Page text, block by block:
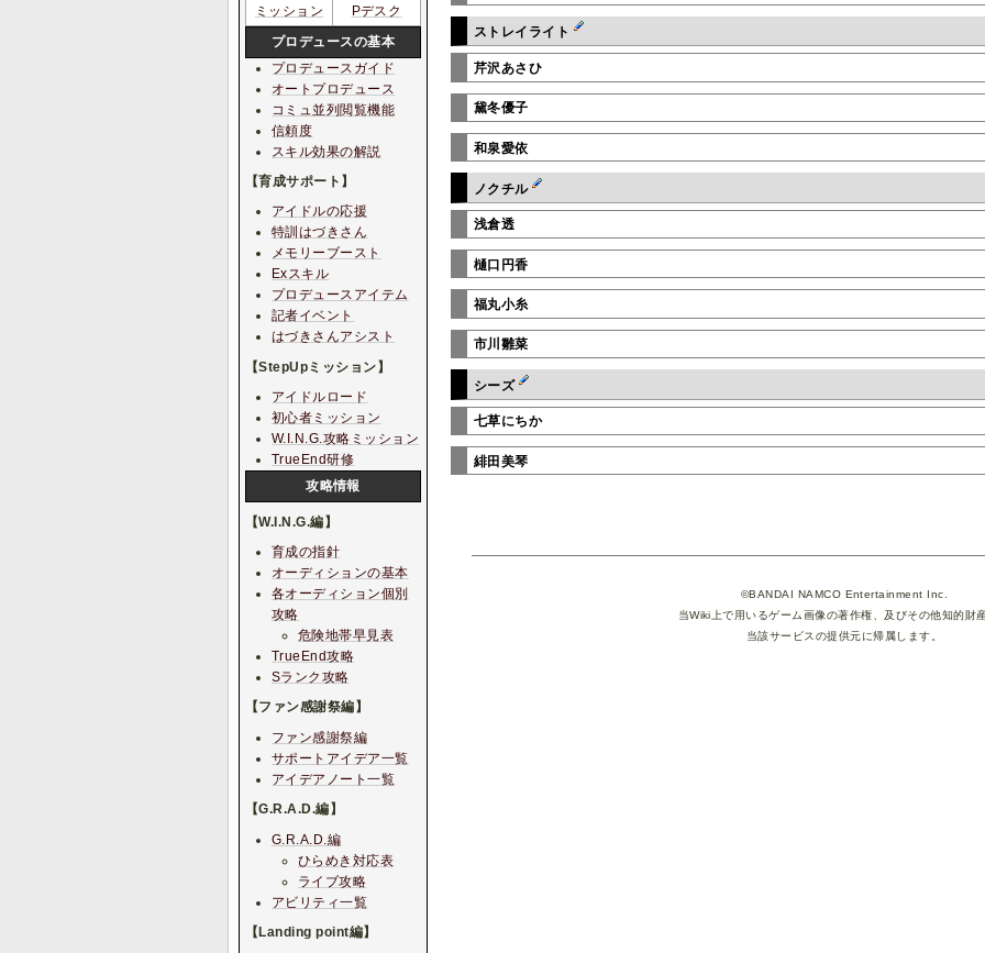
ストレイライト
芹沢あさひ
黛冬優子
和泉愛依
ノクチル
浅倉透
樋口円香
福丸小糸
市川雛菜
シーズ
七草にちか
緋田美琴
©BANDAI NAMCO Entertainment Inc.
当Wiki上で用いるゲーム画像の著作権、及びその他知的財
当該サービスの提供元に帰属します。
ミッション
Pデスク
プロデュースの基本
プロデュースガイド
オートプロデュース
コミュ並列閲覧機能
信頼度
スキル効果の解説
【育成サポート】
アイドルの応援
特訓はづきさん
メモリーブースト
Exスキル
プロデュースアイテム
記者イベント
はづきさんアシスト
【StepUpミッション】
アイドルロード
初心者ミッション
W.I.N.G.攻略ミッション
TrueEnd研修
攻略情報
【W.I.N.G.編】
育成の指針
オーディションの基本
各オーディション個別
攻略
危険地帯早見表
TrueEnd攻略
Sランク攻略
【ファン感謝祭編】
ファン感謝祭編
サポートアイデア一覧
アイデアノート一覧
【G.R.A.D.編】
G.R.A.D.編
ひらめき対応表
ライブ攻略
アビリティ一覧
【Landing point編】